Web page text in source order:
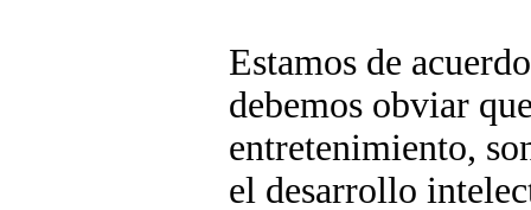
Estamos de
debemos obviar
entretenimiento,
el desarrollo